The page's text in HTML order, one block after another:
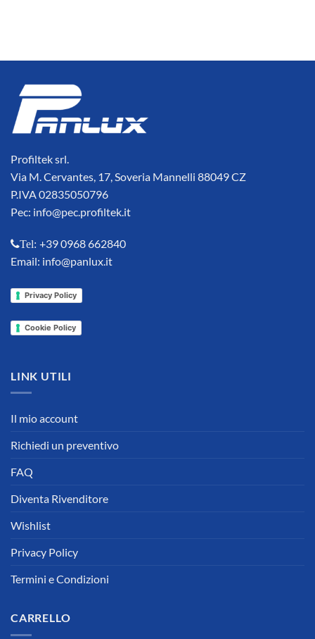
Profiltek srl.
Via M. Cervantes, 17, Soveria Mannelli 88049 CZ
P.IVA 02835050796
Pec: info@pec.profiltek.it
Tel: +39 0968 662840
Email: info@panlux.it
Privacy Policy
Cookie Policy
LINK UTILI
Il mio account
Richiedi un preventivo
FAQ
Diventa Rivenditore
Wishlist
Privacy Policy
Termini e Condizioni
CARRELLO